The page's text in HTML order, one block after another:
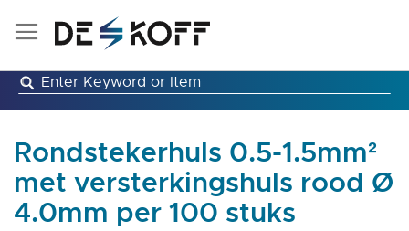
Ga
inhoud
Rondstekerhuls 0.5-1.5mm²
met versterkingshuls rood Ø
4.0mm per 100 stuks